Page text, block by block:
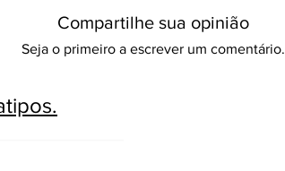
Compartilhe sua opinião
Seja o primeiro a escrever um comentário.